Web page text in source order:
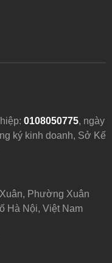
0108050775, ngày
ký kinh doanh, Sở Kế
Phường Xuân
Hà Nội, Việt Nam